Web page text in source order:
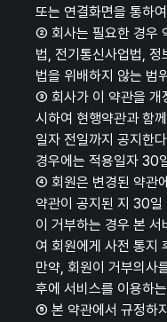
또는 연결화면을 통하
② 회사는 필요한 경우
법, 전기통신사업법,
법을 위배하지 않는 범
③ 회사가 이 약관을 개
시하여 현행약관과 함
일자 전일까지 공지한
경우에는 적용일자 30
④ 회원은 변경된 약관
약관이 공지된 지 30일
이 거부하는 경우 본
여 회원에게 사전 통지
만약, 회원이 거부의사
후에 서비스를 이용하
⑤ 본 약관에서 규정하